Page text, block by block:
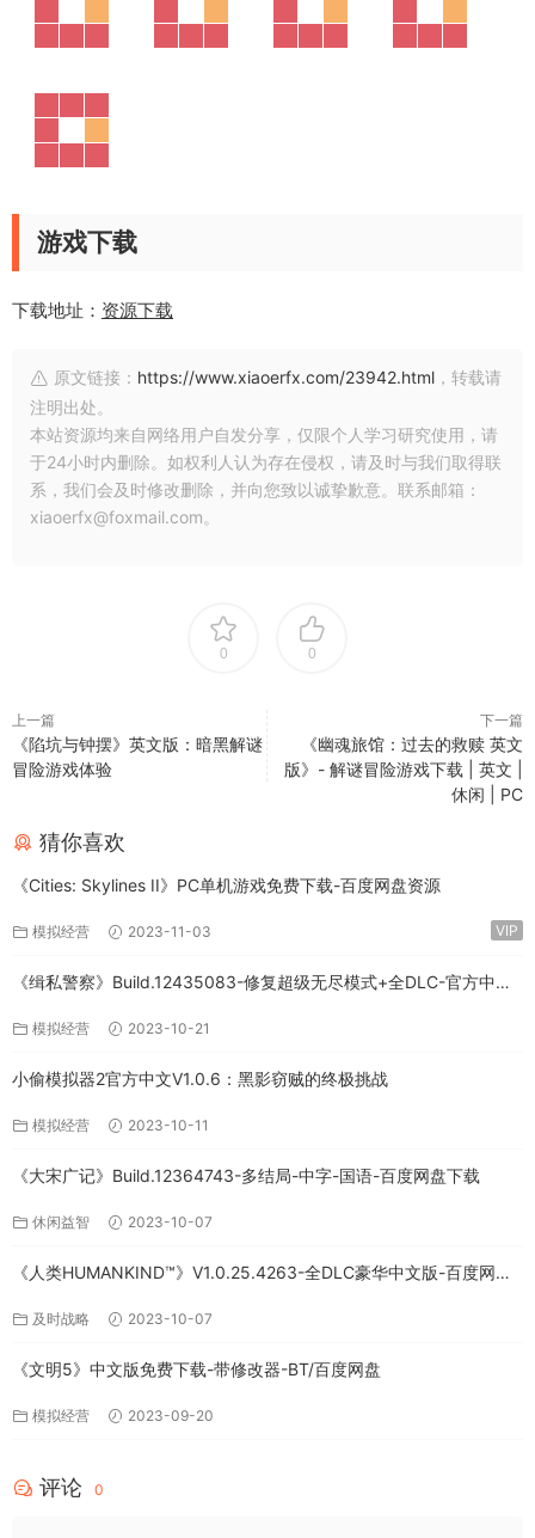
游戏下载
下载地址： 资源下载
原文链接： https://www.xiaoerfx.com/23942.html ，转载请
注明出处。
本站资源均来自网络用户自发分享，仅限个人学习研究使用，请
于24小时内删除。如权利人认为存在侵权，请及时与我们取得联
系，我们会及时修改删除，并向您致以诚挚歉意。联系邮箱：
xiaoerfx@foxmail.com。
0 0
上一篇
《陷坑与钟摆》英文版：暗黑解谜
冒险游戏体验
下一篇
《幽魂旅馆：过去的救赎 英文
版》- 解谜冒险游戏下载 | 英文 |
休闲 | PC
猜你喜欢
《Cities: Skylines II》PC单机游戏免费下载-百度网盘资源
模拟经营 2023-11-03 VIP
《缉私警察》Build.12435083-修复超级无尽模式+全DLC-官方中文-
模拟经营 2023-10-21
小偷模拟器2官方中文V1.0.6：黑影窃贼的终极挑战
模拟经营 2023-10-11
《大宋广记》Build.12364743-多结局-中字-国语-百度网盘下载
休闲益智 2023-10-07
《人类HUMANKIND™》V1.0.25.4263-全DLC豪华中文版-百度网盘
及时战略 2023-10-07
《文明5》中文版免费下载-带修改器-BT/百度网盘
模拟经营 2023-09-20
评论 0